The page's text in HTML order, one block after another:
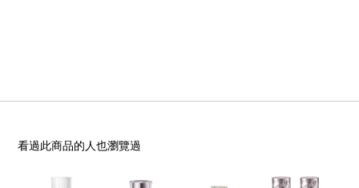
看過此商品的人也瀏覽過